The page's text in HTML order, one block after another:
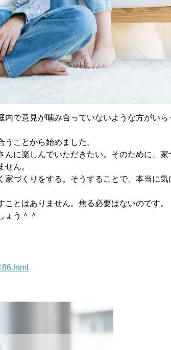
で意見が噛み合っていないような方がい
ことから始めました。
に楽しんでいただきたい。そのために、
ん。
づくりをする。そうすることで、本当に
とはありません。焦る必要はないのです。
ょう＾＾